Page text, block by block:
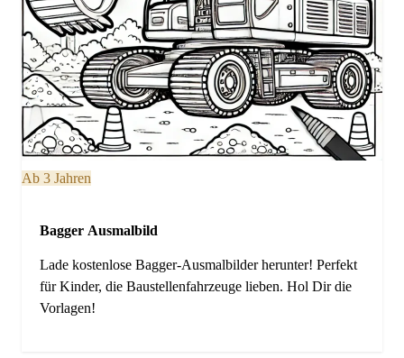
Ab 3 Jahren
Bagger Ausmalbild
Lade kostenlose Bagger-Ausmalbilder herunter! Perfekt
für Kinder, die Baustellenfahrzeuge lieben. Hol Dir die
Vorlagen!